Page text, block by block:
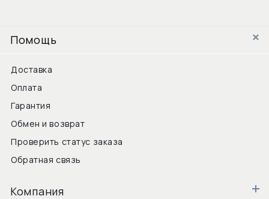
Помощь
Доставка
Оплата
Гарантия
Обмен и возврат
Проверить статус заказа
Обратная связь
Компания